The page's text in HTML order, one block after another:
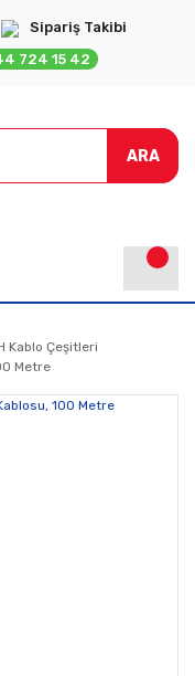
Sipariş Takibi
724 15 42
ARA
Kablo Çeşitleri
Metre